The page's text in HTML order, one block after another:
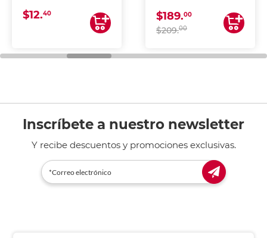
$12.40 $189.00
$209.00
Inscríbete a nuestro newsletter
Y recibe descuentos y promociones exclusivas.